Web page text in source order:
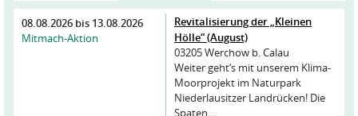
08.08.2026 bis 13.08.2026
Mitmach-Aktion
Revitalisierung der „Kleinen
Hölle“ (August)
03205 Werchow b. Calau
Weiter geht‘s mit unserem Klima-
Moorprojekt im Naturpark
Niederlausitzer Landrücken! Die
Spaten…